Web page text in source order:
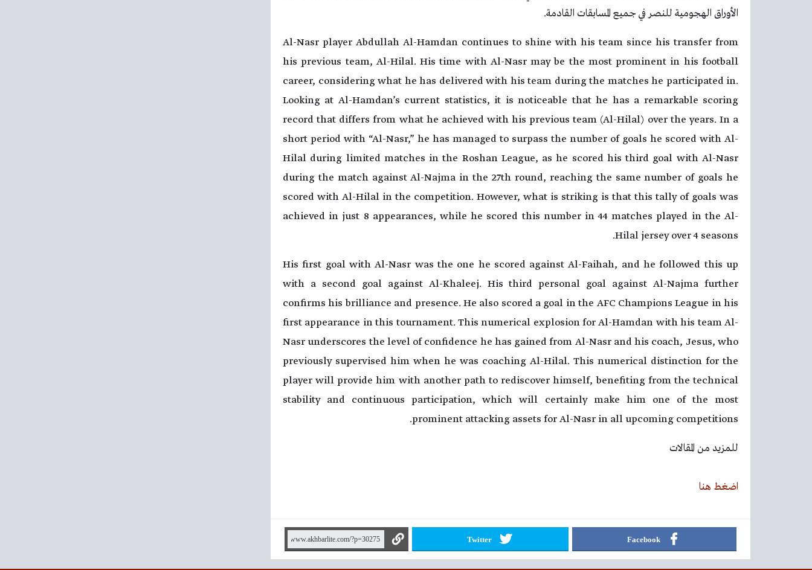
الأوراق الهجومية للنصر في جميع المسابقات القادمة.
Al-Nasr player Abdullah Al-Hamdan continues to shine with his team since his transfer from
his previous team, Al-Hilal. His time with Al-Nasr may be the most prominent in his football
career, considering what he has delivered with his team during the matches he participated in.
Looking at Al-Hamdan’s current statistics, it is noticeable that he has a remarkable scoring
record that differs from what he achieved with his previous team (Al-Hilal) over the years. In a
short period with “Al-Nasr,” he has managed to surpass the number of goals he scored with Al-
Hilal during limited matches in the Roshan League, as he scored his third goal with Al-Nasr
during the match against Al-Najma in the 27th round, reaching the same number of goals he
scored with Al-Hilal in the competition. However, what is striking is that this tally of goals was
achieved in just 8 appearances, while he scored this number in 44 matches played in the Al-
Hilal jersey over 4 seasons.
His first goal with Al-Nasr was the one he scored against Al-Faihah, and he followed this up
with a second goal against Al-Khaleej. His third personal goal against Al-Najma further
confirms his brilliance and presence. He also scored a goal in the AFC Champions League in his
first appearance in this tournament. This numerical explosion for Al-Hamdan with his team Al-
Nasr underscores the level of confidence he has gained from Al-Nasr and his coach, Jesus, who
previously supervised him when he was coaching Al-Hilal. This numerical distinction for the
player will provide him with another path to rediscover himself, benefiting from the technical
stability and continuous participation, which will certainly make him one of the most
prominent attacking assets for Al-Nasr in all upcoming competitions.
للمزيد من المقالات
اضغط هنا
Facebook
Twitter